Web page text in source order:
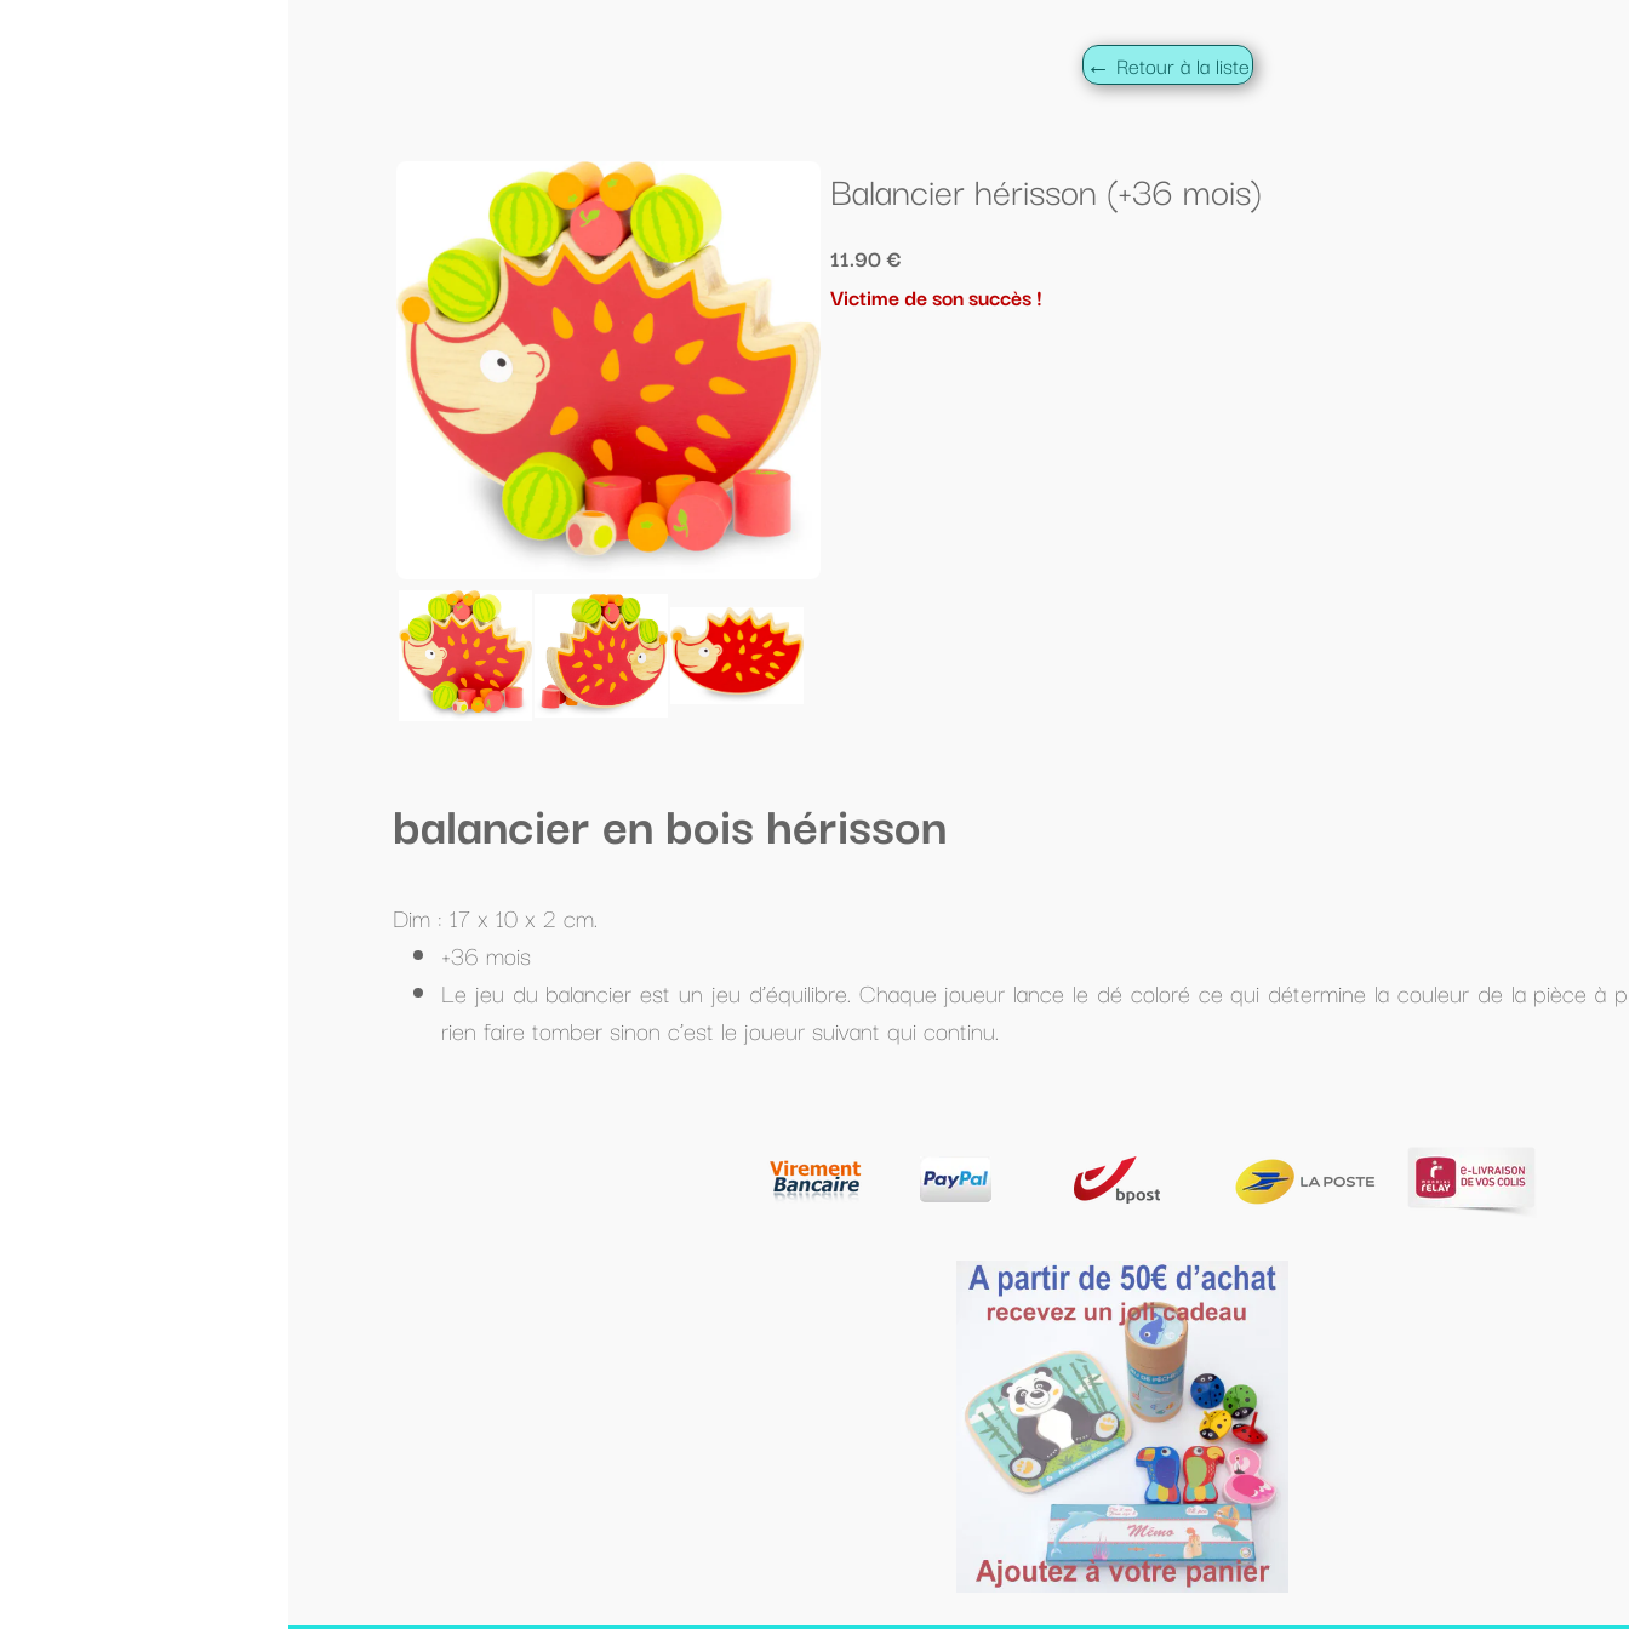
Balancier hérisson (+36 mois)
11.90 €
Victime de son succès !
balancier en bois hérisson
Le jeu du balancier est un jeu d’équilibre. Chaque joueur lance le dé coloré ce qui détermine la couleur de la pièce à placer sur le hérisson, et ce,
rien faire tomber sinon c’est le joueur suivant qui continu.